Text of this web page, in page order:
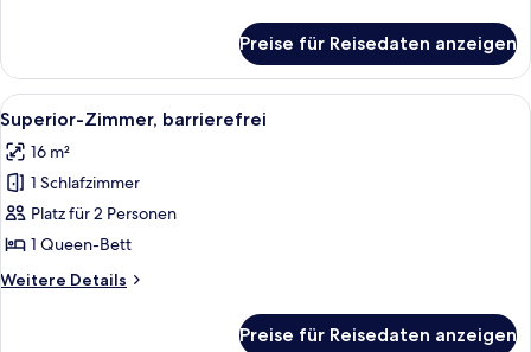
Zimmer,
barrierefrei
Preise für Reisedaten anzeigen
Alle
Fotos
für
Superior-
Zimmer,
barrierefrei
anzeigen
Ein Hotelzimmer mit Bett,
10
Superior-Zimmer, barrierefrei
16 m²
1 Schlafzimmer
Platz für 2 Personen
1 Queen-Bett
Weitere Details
Weitere
Preise für Reisedaten anzeigen